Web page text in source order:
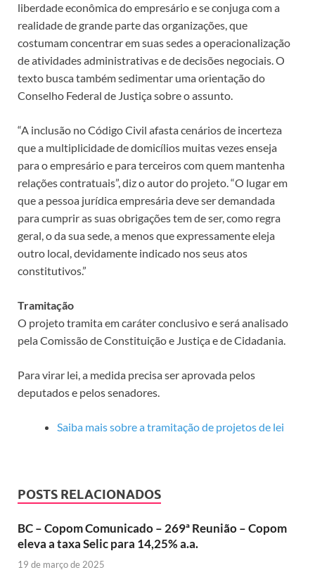
liberdade econômica do empresário e se conjuga com a
realidade de grande parte das organizações, que
costumam concentrar em suas sedes a operacionalização
de atividades administrativas e de decisões negociais. O
texto busca também sedimentar uma orientação do
Conselho Federal de Justiça sobre o assunto.
“A inclusão no Código Civil afasta cenários de incerteza
que a multiplicidade de domicílios muitas vezes enseja
para o empresário e para terceiros com quem mantenha
relações contratuais”, diz o autor do projeto. “O lugar em
que a pessoa jurídica empresária deve ser demandada
para cumprir as suas obrigações tem de ser, como regra
geral, o da sua sede, a menos que expressamente eleja
outro local, devidamente indicado nos seus atos
constitutivos.”
Tramitação
O projeto tramita emcaráter conclusivoe será analisado
pela Comissão de Constituição e Justiça e de Cidadania.
Para virar lei, a medida precisa ser aprovada pelos
deputados e pelos senadores.
Saiba mais sobre a tramitação de projetos de lei
POSTS RELACIONADOS
BC – Copom Comunicado – 269ª Reunião – Copom
eleva a taxa Selic para 14,25% a.a.
19 de março de 2025